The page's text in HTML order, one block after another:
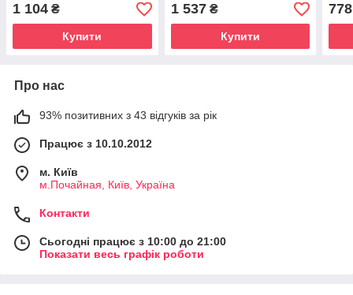
1 104 ₴
Купити
1 537₴
Купити
778
Про нас
93% позитивних з 43 відгуків за рік
Працює з 10.10.2012
м. Київ
м.Почайная, Київ, Україна
Контакти
Сьогодні працює з 10:00 до 21:00
Показати весь графік роботи